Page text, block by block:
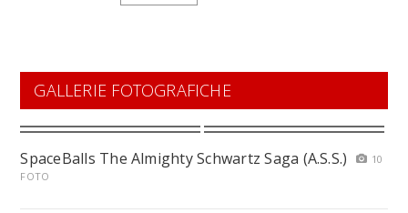
GALLERIE FOTOGRAFICHE
SpaceBalls The Almighty Schwartz Saga (A.S.S.)
10
FOTO